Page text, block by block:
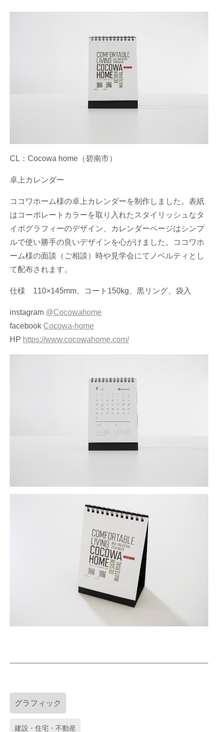
CL：Cocowa home（碧南市）
卓上カレンダー
ココワホーム様の卓上カレンダーを制作しました。表紙
はコーポレートカラーを取り入れたスタイリッシュなタ
イポグラフィーのデザイン、カレンダーページはシンプ
ルで使い勝手の良いデザインを心がけました。ココワホ
ーム様の面談（ご相談）時や見学会にてノベルティとし
て配布されます。
仕様 110×145mm、コート150kg、黒リング、袋入
instagram @Cocowahome
facebook Cocowa-home
HP https://www.cocowahome.com/
グラフィック
建設・住宅・不動産